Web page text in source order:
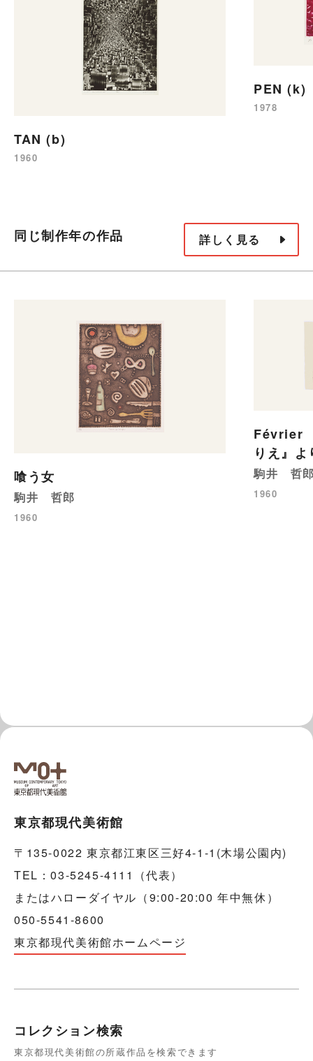
TAN (b)
1960
PEN (k)
1978
同じ制作年の作品 詳しく見る
喰う女
駒井 哲郎
1960
Février
りえ』よ
駒井 哲
1960
東京都現代美術館
〒135-0022 東京都江東区三好4-1-1(木場公園内)
TEL：03-5245-4111（代表）
またはハローダイヤル（9:00-20:00 年中無休）
050-5541-8600
東京都現代美術館ホームページ
コレクション検索
東京都現代美術館の所蔵作品を検索できます